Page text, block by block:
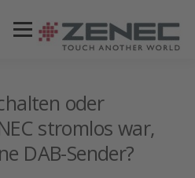
Menü
SUPPORT
oder
stromlos war,
DAB-Sender?